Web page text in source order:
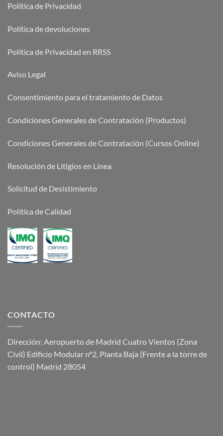
Política de Privacidad
Política de devoluciones
Política de Privacidad en RRSS
Aviso Legal
Consentimiento para el tratamiento de Datos
Condiciones Generales de Contratación (Productos)
Condiciones Generales de Contratación (Cursos Online)
Resolución de Litigios en Línea
Solicitud de Desistimiento
Política de Calidad
CONTACTO
Dirección: Aeropuerto de Madrid Cuatro Vientos (Zona
Civil) Edificio Modular nº2, Planta Baja (Frente a la torre de
control) Madrid 28054